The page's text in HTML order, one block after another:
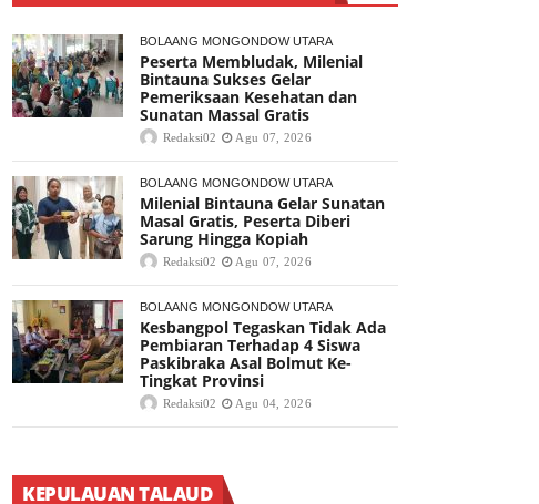
BOLAANG MONGONDOW UTARA
Peserta Membludak, Milenial
Bintauna Sukses Gelar
Pemeriksaan Kesehatan dan
Sunatan Massal Gratis
Redaksi02 Agu 07, 2026
BOLAANG MONGONDOW UTARA
Milenial Bintauna Gelar Sunatan
Masal Gratis, Peserta Diberi
Sarung Hingga Kopiah
Redaksi02 Agu 07, 2026
BOLAANG MONGONDOW UTARA
Kesbangpol Tegaskan Tidak Ada
Pembiaran Terhadap 4 Siswa
Paskibraka Asal Bolmut Ke-
Tingkat Provinsi
Redaksi02 Agu 04, 2026
KEPULAUAN TALAUD